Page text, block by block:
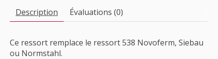
Description Évaluations (0)
Ce ressort remplace le ressort 538 Novoferm, Siebau
ou Normstahl.